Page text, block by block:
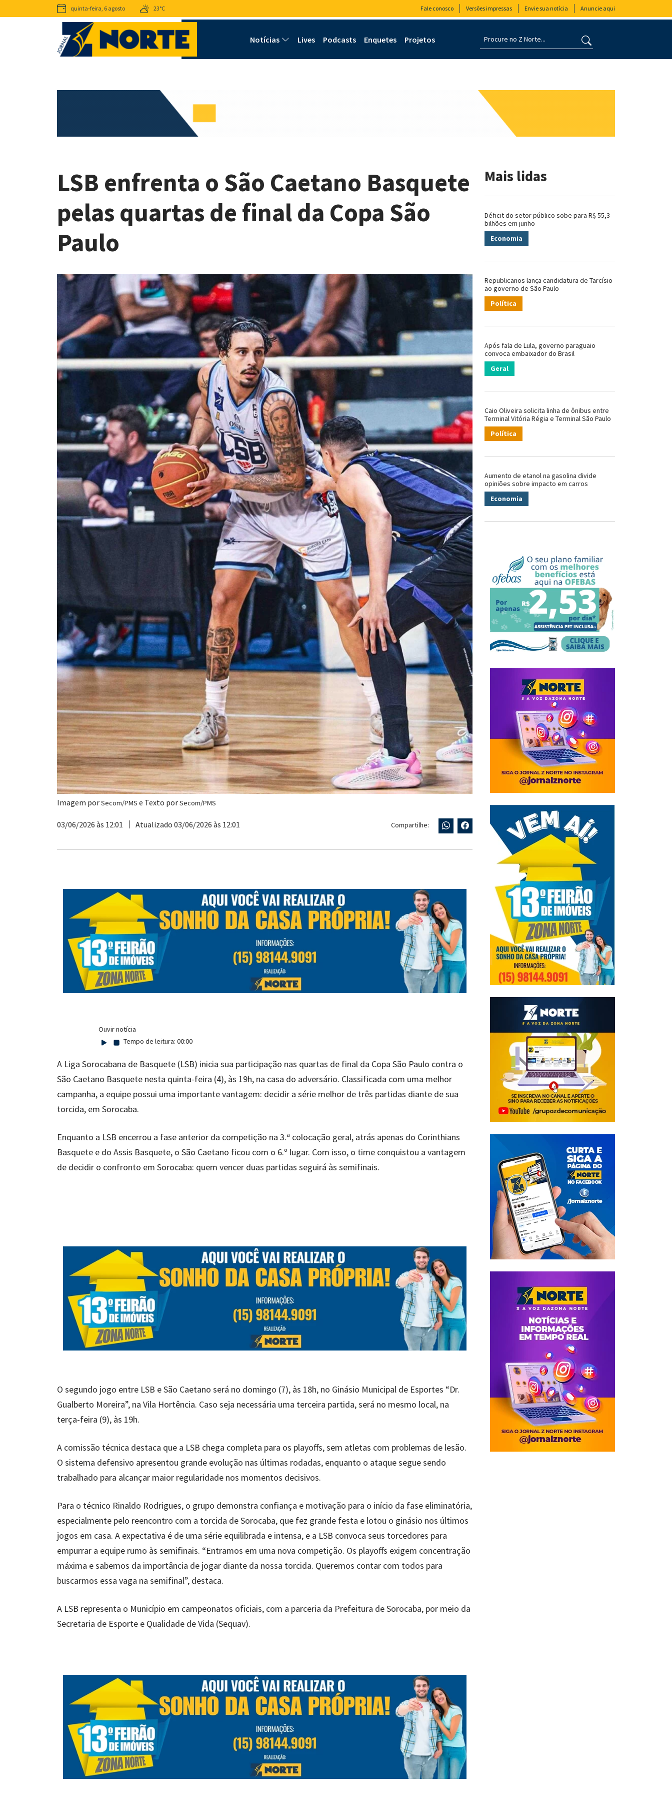
quinta-feira, 6 agosto 23°C Fale conosco Versões impressas Envie sua notícia Anuncie aqui
Notícias Lives Podcasts Enquetes Projetos
LSB enfrenta o São Caetano Basquete
pelas quartas de final da Copa São
Paulo
Imagem porSecom/PMS e Texto porSecom/PMS
03/06/2026 às 12:01 Atualizado 03/06/2026 às 12:01 Compartilhe:
Ouvir notícia
Tempo de leitura: 00:00
A Liga Sorocabana de Basquete (LSB) inicia sua participação nas quartas de final da Copa São Paulo contra o
São Caetano Basquete nesta quinta-feira (4), às 19h, na casa do adversário. Classificada com uma melhor
campanha, a equipe possui uma importante vantagem: decidir a série melhor de três partidas diante de sua
torcida, em Sorocaba.
Enquanto a LSB encerrou a fase anterior da competição na 3.ª colocação geral, atrás apenas do Corinthians
Basquete e do Assis Basquete, o São Caetano ficou com o 6.º lugar. Com isso, o time conquistou a vantagem
de decidir o confronto em Sorocaba: quem vencer duas partidas seguirá às semifinais.
O segundo jogo entre LSB e São Caetano será no domingo (7), às 18h, no Ginásio Municipal de Esportes “Dr.
Gualberto Moreira”, na Vila Hortência. Caso seja necessária uma terceira partida, será no mesmo local, na
terça-feira (9), às 19h.
A comissão técnica destaca que a LSB chega completa para os playoffs, sem atletas com problemas de lesão.
O sistema defensivo apresentou grande evolução nas últimas rodadas, enquanto o ataque segue sendo
trabalhado para alcançar maior regularidade nos momentos decisivos.
Para o técnico Rinaldo Rodrigues, o grupo demonstra confiança e motivação para o início da fase eliminatória,
especialmente pelo reencontro com a torcida de Sorocaba, que fez grande festa e lotou o ginásio nos últimos
jogos em casa. A expectativa é de uma série equilibrada e intensa, e a LSB convoca seus torcedores para
empurrar a equipe rumo às semifinais. “Entramos em uma nova competição. Os playoffs exigem concentração
máxima e sabemos da importância de jogar diante da nossa torcida. Queremos contar com todos para
buscarmos essa vaga na semifinal”, destaca.
A LSB representa o Município em campeonatos oficiais, com a parceria da Prefeitura de Sorocaba, por meio da
Secretaria de Esporte e Qualidade de Vida (Sequav).
Mais lidas
Déficit do setor público sobe para R$ 55,3
bilhões em junho
Economia
Republicanos lança candidatura de Tarcísio
ao governo de São Paulo
Política
Após fala de Lula, governo paraguaio
convoca embaixador do Brasil
Geral
Caio Oliveira solicita linha de ônibus entre
Terminal Vitória Régia e Terminal São Paulo
Política
Aumento de etanol na gasolina divide
opiniões sobre impacto em carros
Economia